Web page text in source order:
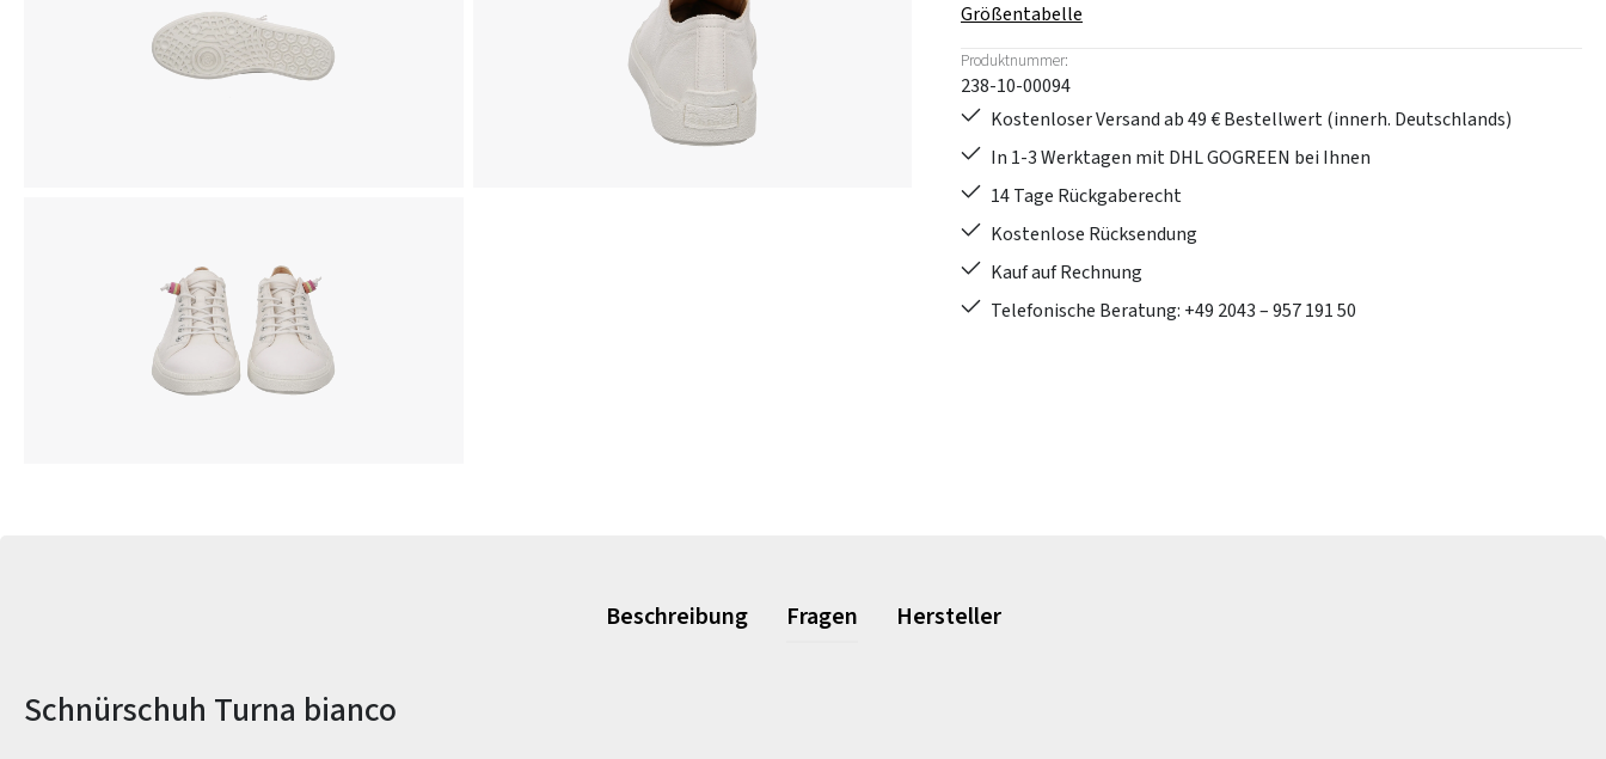
Größentabelle
Produktnummer:
238-10-00094
Kostenloser Versand ab 49 € Bestellwert (innerh. Deutschlands)
In 1-3 Werktagen mit DHL GOGREEN bei Ihnen
14 Tage Rückgaberecht
Kostenlose Rücksendung
Kauf auf Rechnung
Telefonische Beratung: +49 2043 – 957 191 50
Beschreibung Fragen Hersteller
Produktinformationen
Schnürschuh Turna bianco